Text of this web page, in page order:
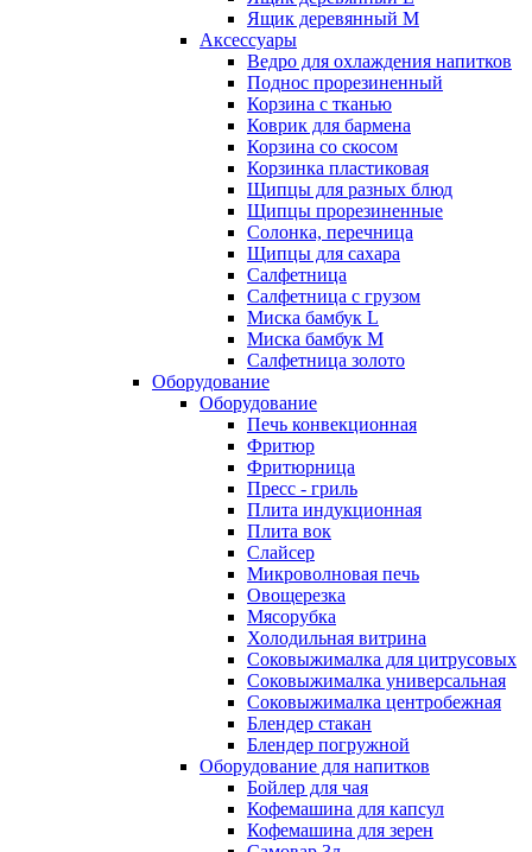
Ящик деревянный M
Аксессуары
Ведро для охлаждения напитков
Поднос прорезиненный
Корзина с тканью
Коврик для бармена
Корзина со скосом
Корзинка пластиковая
Щипцы для разных блюд
Щипцы прорезиненные
Солонка, перечница
Щипцы для сахара
Салфетница
Салфетница с грузом
Миска бамбук L
Миска бамбук M
Салфетница золото
Оборудование
Оборудование
Печь конвекционная
Фритюр
Фритюрница
Пресс - гриль
Плита индукционная
Плита вок
Слайсер
Микроволновая печь
Овощерезка
Мясорубка
Холодильная витрина
Соковыжималка для цитрусовых
Соковыжималка универсальная
Соковыжималка центробежная
Блендер стакан
Блендер погружной
Оборудование для напитков
Бойлер для чая
Кофемашина для капсул
Кофемашина для зерен